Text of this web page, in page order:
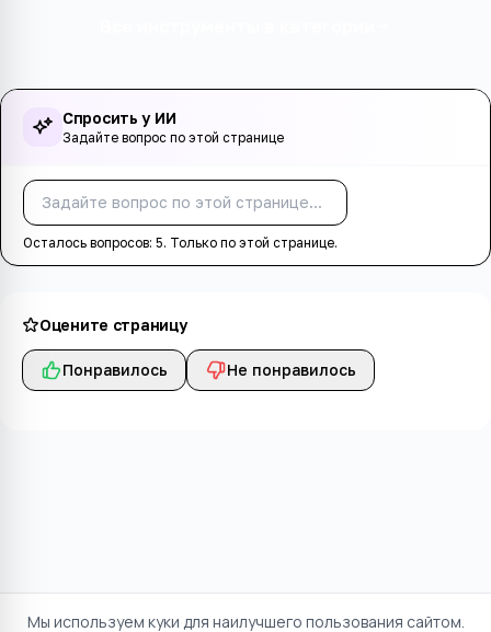
Спросить у ИИ
Задайте вопрос по этой странице
Осталось вопросов: 5. Только по этой странице.
Оцените страницу
Понравилось Не понравилось
Мы используем куки для наилучшего пользования сайтом.